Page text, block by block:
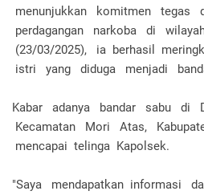
menunjukkan komitmen tegas
perdagangan narkoba di
(23/03/2025), ia berhasil
istri yang diduga menjadi
Kabar adanya bandar sabu di
Kecamatan Mori Atas,
mencapai telinga Kapolsek.
"Saya mendapatkan informasi